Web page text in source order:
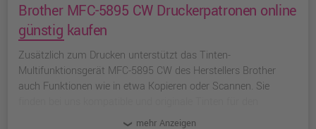
Brother MFC-5895 CW Druckerpatronen online
günstig kaufen
Zusätzlich zum Drucken unterstützt das Tinten-
Multifunktionsgerät MFC-5895 CW des Herstellers Brother
auch Funktionen wie in etwa Kopieren oder Scannen. Sie
mehr Anzeigen